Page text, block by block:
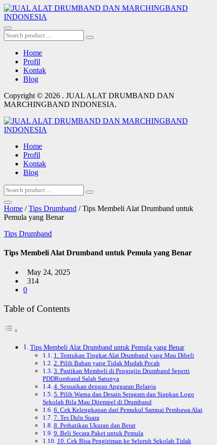
Home
Profil
Kontak
Blog
Copyright © 2026 . JUAL ALAT DRUMBAND DAN
MARCHINGBAND INDONESIA.
Home
Profil
Kontak
Blog
Home /Tips Drumband / Tips Membeli Alat Drumband untuk
Pemula yang Benar
Tips Drumband
Tips Membeli Alat Drumband untuk Pemula yang Benar
May 24, 2025
314
0
Table of Contents
Tips Membeli Alat Drumband untuk Pemula yang Benar
1. Tentukan Tingkat Alat Drumband yang Mau Dibeli
2. Pilih Bahan yang Tidak Mudah Pecah
3. Pastikan Membeli di Pengrajin Drumband Seperti
PDDRumband Salah Satunya
4. Sesuaikan dengan Anggaran Belanja
5. Pilih Warna dan Desain Seragam dan Siapkan Logo
Sekolah Bila Mau Ditempel di Drumband
6. Cek Kelengkapan dari Pemukul Sampai Pembawa Alat
7. Tes Dulu Suara
8. Perhatikan Ukuran dan Berat
9. Beli Secara Paket untuk Pemula
10. Cek Bisa Pengiriman ke Seluruh Sekolah Tidak